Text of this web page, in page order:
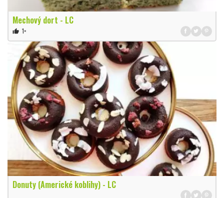
Mechový dort - LC
thumb_up 1×
Donuty (Americké koblihy) - LC